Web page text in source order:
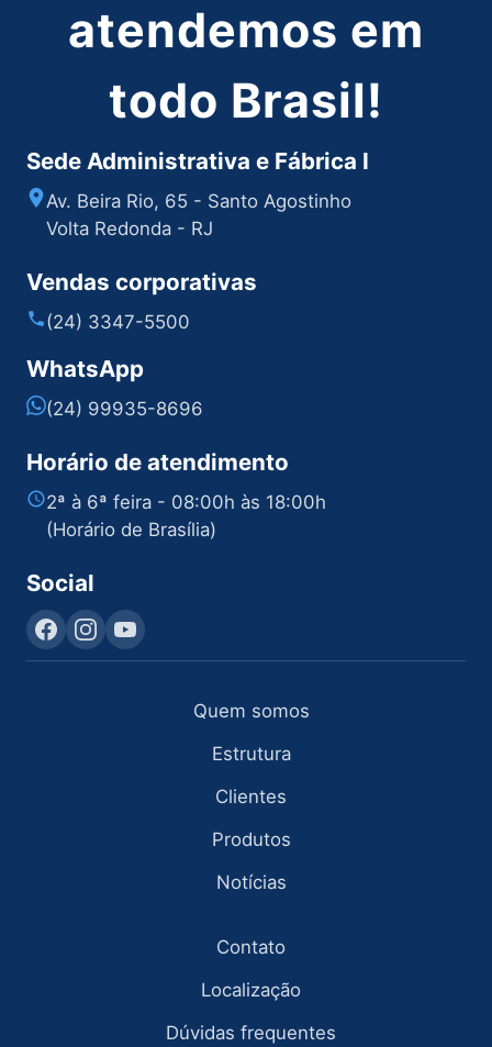
atendemos em
todo Brasil!
Sede Administrativa e Fábrica I
Av. Beira Rio, 65 - Santo Agostinho
Volta Redonda - RJ
Vendas corporativas
(24) 3347-5500
WhatsApp
(24) 99935-8696
Horário de atendimento
2ª à 6ª feira - 08:00h às 18:00h
(Horário de Brasília)
Social
Quem somos
Estrutura
Clientes
Produtos
Notícias
Contato
Localização
Dúvidas frequentes